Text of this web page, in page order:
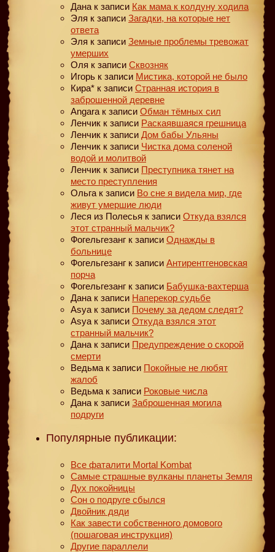
Дана к записи Как мама к колдуну ходила
Эля к записи Загадки, на которые нет
ответа
Эля к записи Земные проблемы тревожат
умерших
Оля к записи Сквозняк
Игорь к записи Мистика, которой не было
Кира* к записи Странная история в
заброшенной деревне
Angara к записи Обман тёмных сил
Ленчик к записи Раскаявшаяся грешница
Ленчик к записи Дом бабы Ульяны
Ленчик к записи Чистка дома соленой
водой и молитвой
Ленчик к записи Преступника тянет на
место преступления
Ольга к записи Во сне я видела мир, где
живут умершие люди
Леся из Полесья к записи Откуда взялся
этот странный мальчик?
Фогельгезанг к записи Однажды в
больнице
Фогельгезанг к записи Антирентгеновская
порча
Фогельгезанг к записи Бабушка-вахтерша
Дана к записи Наперекор судьбе
Asya к записи Почему за дедом следят?
Asya к записи Откуда взялся этот
странный мальчик?
Дана к записи Предупреждение о скорой
смерти
Ведьма к записи Покойные не любят
жалоб
Ведьма к записи Роковые числа
Дана к записи Заброшенная могила
подруги
Популярные публикации:
Все фаталити Mortal Kombat
Самые страшные вулканы планеты Земля
Дух покойницы
Сон о подруге сбылся
Двойник дяди
Как завести собственного домового
(пошаговая инструкция)
Другие параллели